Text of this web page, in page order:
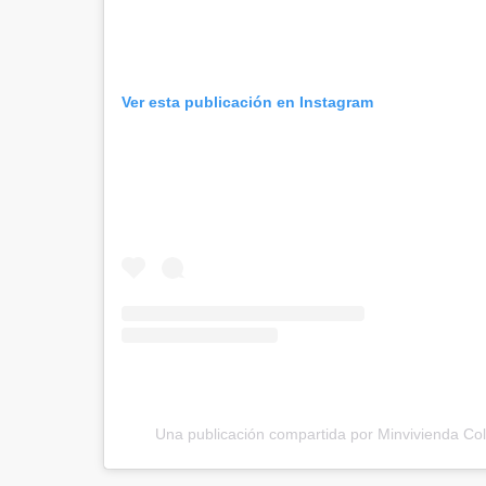
Ver esta publicación en Instagram
Una publicación compartida por Minvivienda